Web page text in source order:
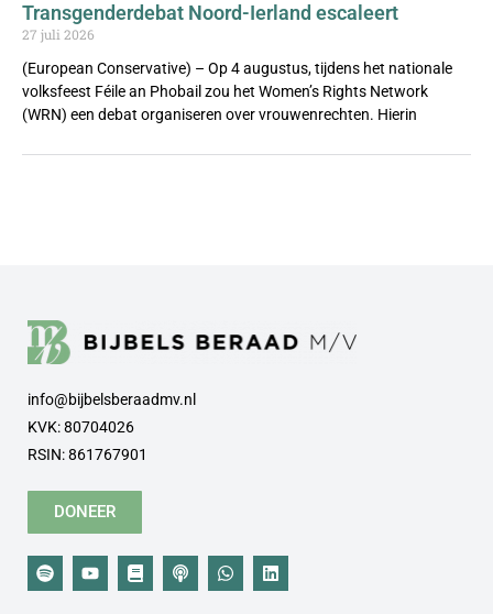
Transgenderdebat Noord-Ierland escaleert
27 juli 2026
(European Conservative) – Op 4 augustus, tijdens het nationale
volksfeest Féile an Phobail zou het Women’s Rights Network
(WRN) een debat organiseren over vrouwenrechten. Hierin
info@bijbelsberaadmv.nl
KVK: 80704026
RSIN: 861767901
DONEER